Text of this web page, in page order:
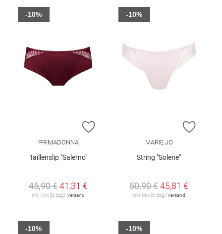
ZUR WUNSCHLISTE HINZUFÜGEN
PRIMADONNA
Taillenslip "Salerno"
45,90 €41,31 €
inkl. MwSt. zzgl. Versand
-10%
ZUR
MARIE JO
String "Solene"
50,90 €45,81 €
inkl. MwSt. zzgl. Versand
-10%
-10% -10%